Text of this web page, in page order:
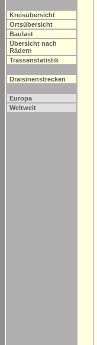
Kreisübersicht
Ortsübersicht
Baulast
Übersicht nach
Rädern
Trassenstatistik
Draisinenstrecken
Europa
Weltweit